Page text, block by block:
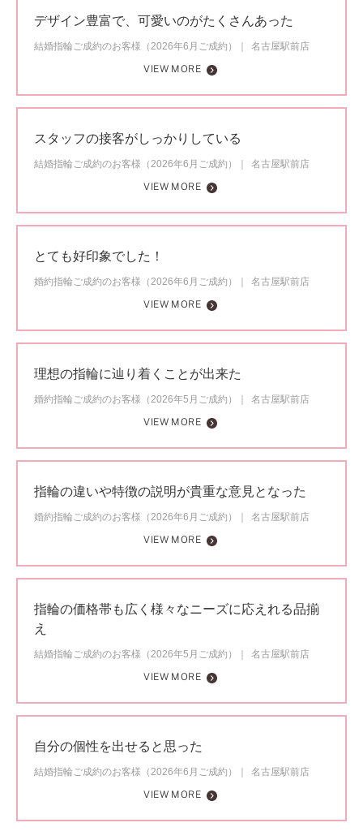
デザイン豊富で、可愛いのがたくさんあった
結婚指輪ご成約のお客様（2026年6月ご成約）
名古屋駅前店
VIEW MORE
スタッフの接客がしっかりしている
結婚指輪ご成約のお客様（2026年6月ご成約）
名古屋駅前店
VIEW MORE
とても好印象でした！
婚約指輪ご成約のお客様（2026年6月ご成約）
名古屋駅前店
VIEW MORE
理想の指輪に辿り着くことが出来た
婚約指輪ご成約のお客様（2026年5月ご成約）
名古屋駅前店
VIEW MORE
指輪の違いや特徴の説明が貴重な意見となった
婚約指輪ご成約のお客様（2026年6月ご成約）
名古屋駅前店
VIEW MORE
指輪の価格帯も広く様々なニーズに応えれる品揃
え
結婚指輪ご成約のお客様（2026年5月ご成約）
名古屋駅前店
VIEW MORE
自分の個性を出せると思った
結婚指輪ご成約のお客様（2026年6月ご成約）
名古屋駅前店
VIEW MORE